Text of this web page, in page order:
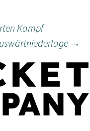
Kampf
→